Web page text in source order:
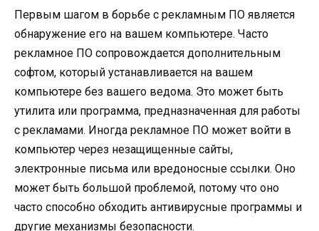
Первым шагом в борьбе с рекламным ПО является
обнаружение его на вашем компьютере. Часто
рекламное ПО сопровождается дополнительным
софтом, который устанавливается на вашем
компьютере без вашего ведома. Это может быть
утилита или программа, предназначенная для работы
с рекламами. Иногда рекламное ПО может войти в
компьютер через незащищенные сайты,
электронные письма или вредоносные ссылки. Оно
может быть большой проблемой, потому что оно
часто способно обходить антивирусные программы и
другие механизмы безопасности.